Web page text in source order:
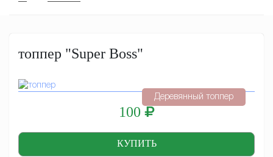
Деревянный топпер
топпер "Super Boss"
100